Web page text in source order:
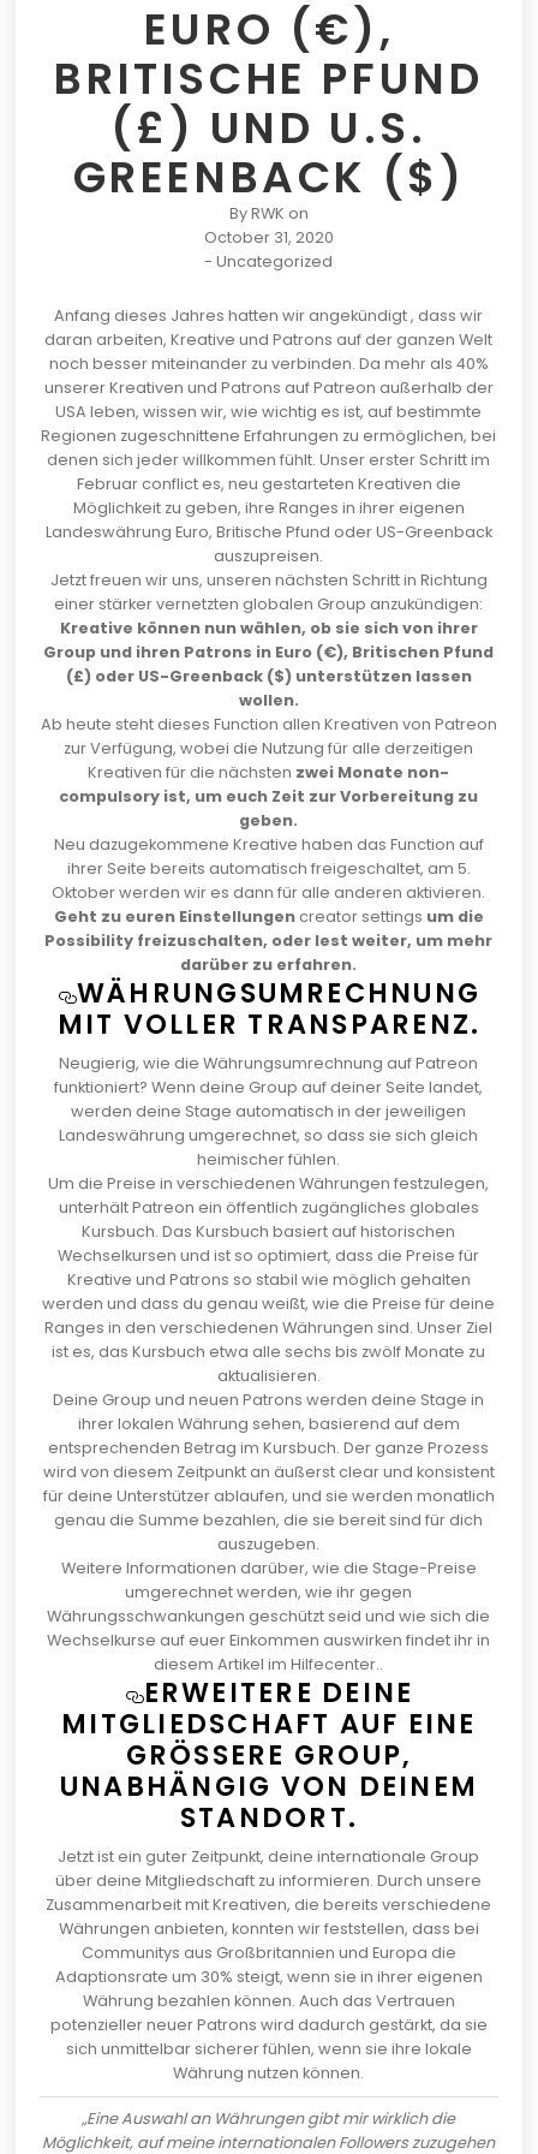
EURO (€),
BRITISCHE PFUND
(£) UND U.S.
GREENBACK ($)
ByRWK on
October 31, 2020
-Uncategorized
Anfang dieses Jahres hatten wir angekündigt, dass wir
daran arbeiten, Kreative und Patrons auf der ganzen Welt
noch besser miteinander zu verbinden. Da mehr als 40%
unserer Kreativen und Patrons auf Patreon außerhalb der
USA leben, wissen wir, wie wichtig es ist, auf bestimmte
Regionen zugeschnittene Erfahrungen zu ermöglichen, bei
denen sich jeder willkommen fühlt. Unser erster Schritt im
Februar conflict es, neu gestarteten Kreativen die
Möglichkeit zu geben, ihre Ranges in ihrer eigenen
Landeswährung Euro, Britische Pfund oder US-Greenback
auszupreisen.
Jetzt freuen wir uns, unseren nächsten Schritt in Richtung
einer stärker vernetzten globalen Group anzukündigen:
Kreative können nun wählen, ob sie sich von ihrer
Group und ihren Patrons in Euro (€), Britischen Pfund
(£) oder US-Greenback ($) unterstützen lassen
wollen.
Ab heute steht dieses Function allen Kreativen von Patreon
zur Verfügung, wobei die Nutzung für alle derzeitigen
Kreativen für die nächsten zwei Monate non-
compulsory ist, um euch Zeit zur Vorbereitung zu
geben.
Neu dazugekommene Kreative haben das Function auf
ihrer Seite bereits automatisch freigeschaltet, am 5.
Oktober werden wir es dann für alle anderen aktivieren.
Geht zu euren Einstellungen creator settings um die
Possibility freizuschalten, oder lest weiter, um mehr
darüber zu erfahren.
WÄHRUNGSUMRECHNUNG
MIT VOLLER TRANSPARENZ.
Neugierig, wie die Währungsumrechnung auf Patreon
funktioniert? Wenn deine Group auf deiner Seite landet,
werden deine Stage automatisch in der jeweiligen
Landeswährung umgerechnet, so dass sie sich gleich
heimischer fühlen.
Um die Preise in verschiedenen Währungen festzulegen,
unterhält Patreon ein öffentlich zugängliches globales
Kursbuch. Das Kursbuch basiert auf historischen
Wechselkursen und ist so optimiert, dass die Preise für
Kreative und Patrons so stabil wie möglich gehalten
werden und dass du genau weißt, wie die Preise für deine
Ranges in den verschiedenen Währungen sind. Unser Ziel
ist es, das Kursbuch etwa alle sechs bis zwölf Monate zu
aktualisieren.
Deine Group und neuen Patrons werden deine Stage in
ihrer lokalen Währung sehen, basierend auf dem
entsprechenden Betrag im Kursbuch. Der ganze Prozess
wird von diesem Zeitpunkt an äußerst clear und konsistent
für deine Unterstützer ablaufen, und sie werden monatlich
genau die Summe bezahlen, die sie bereit sind für dich
auszugeben.
Weitere Informationen darüber, wie die Stage-Preise
umgerechnet werden, wie ihr gegen
Währungsschwankungen geschützt seid und wie sich die
Wechselkurse auf euer Einkommen auswirkenfindet ihr in
diesem Artikel im Hilfecenter..
ERWEITERE DEINE
MITGLIEDSCHAFT AUF EINE
GRÖSSERE GROUP, U
NABHÄNGIG VON DEINEM S
TANDORT.
Jetzt ist ein guter Zeitpunkt, deine internationale Group
über deine Mitgliedschaft zu informieren. Durch unsere
Zusammenarbeit mit Kreativen, die bereits verschiedene
Währungen anbieten, konnten wir feststellen, dass bei
Communitys aus Großbritannien und Europa die
Adaptionsrate um 30% steigt, wenn sie in ihrer eigenen
Währung bezahlen können. Auch das Vertrauen
potenzieller neuer Patrons wird dadurch gestärkt, da sie
sich unmittelbar sicherer fühlen, wenn sie ihre lokale
Währung nutzen können.
„Eine Auswahl an Währungen gibt mir wirklich die
Möglichkeit, auf meine internationalen Followers zuzugehen